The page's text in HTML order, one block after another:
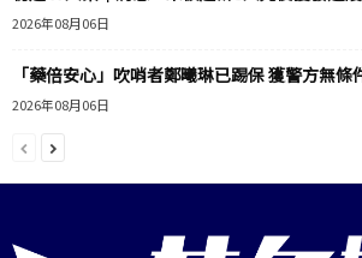
2026年08月06日
「藥倍安心」吹哨者鄭曦琳已踢保 獲警方無條
2026年08月06日